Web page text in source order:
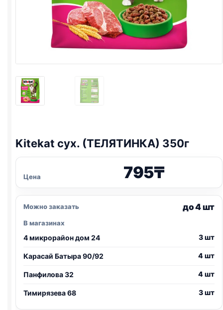
Kitekat сух. (ТЕЛЯТИНКА) 350г
Цена 795₸
Можно заказать до 4 шт
В магазинах
4 микрорайон дом 24 3 шт
Карасай Батыра 90/92 4 шт
Панфилова 32 4 шт
Тимирязева 68 3 шт